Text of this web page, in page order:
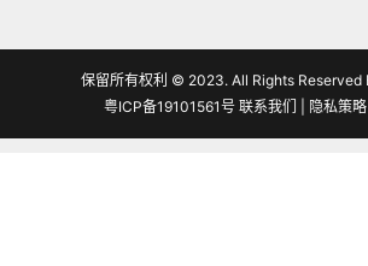
保留所有权利 © 2023. All Rights Reserved
粤ICP备19101561号 联系我们 隐私策略